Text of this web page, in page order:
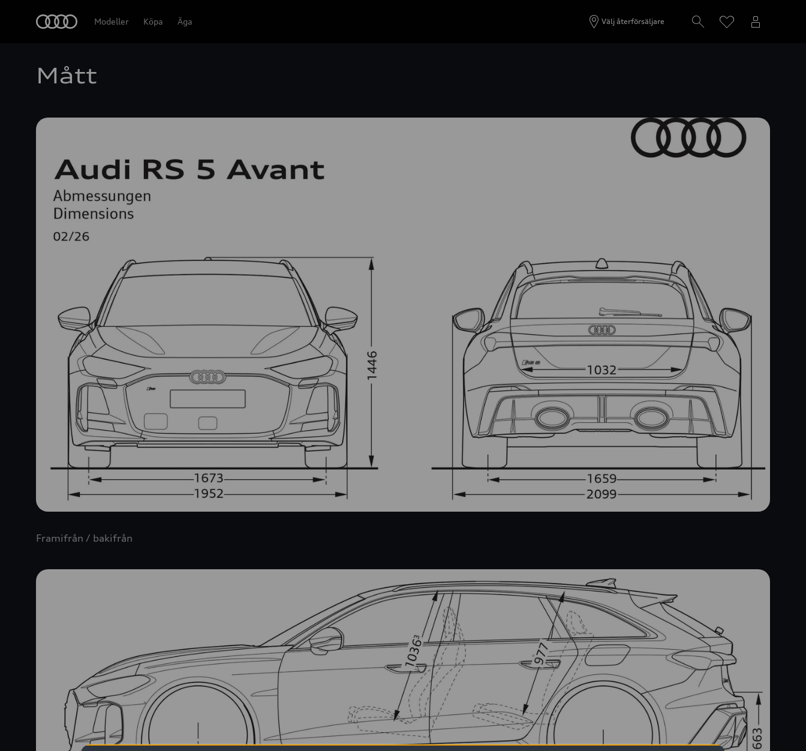
Modeller Köpa Äga Välj återförsäljare
Mått
Framifrån / bakifrån